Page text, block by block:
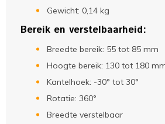
Gewicht: 0,14 kg
Bereik en verstelbaarheid:
Breedte bereik: 55 tot 85 mm
Hoogte bereik: 130 tot 180
Kantelhoek: -30° tot 30°
Rotatie: 360°
Breedte verstelbaar